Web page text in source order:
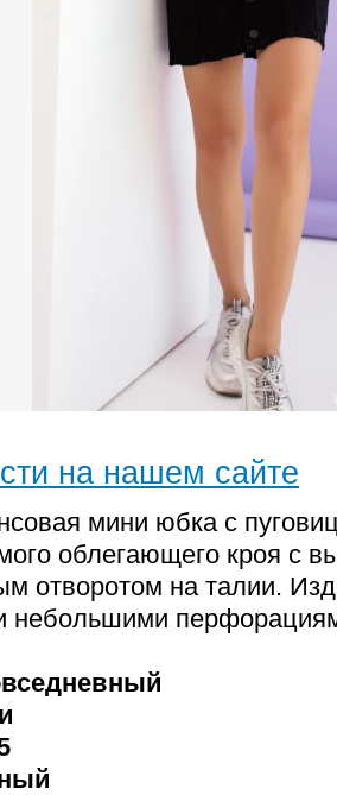
на нашем сайте
мини юбка с
облегающего кроя с
отворотом на талии.
небольшими